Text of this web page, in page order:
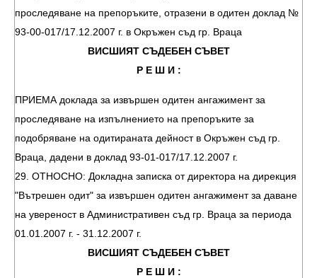
проследяване на препоръките, отразени в одитен доклад №
93-00-017/17.12.2007 г. в Окръжен съд гр. Враца
ВИСШИЯТ СЪДЕБЕН СЪВЕТ
Р Е Ш И :
ПРИЕМА доклада за извършен одитен ангажимент за
проследяване на изпълнението на препоръките за
подобряване на одитираната дейност в Окръжен съд гр.
Враца, дадени в доклад 93-01-017/17.12.2007 г.
29. ОТНОСНО: Докладна записка от директора на дирекция
"Вътрешен одит" за извършен одитен ангажимент за даване
на увереност в Административен съд гр. Враца за периода
01.01.2007 г. - 31.12.2007 г.
ВИСШИЯТ СЪДЕБЕН СЪВЕТ
Р Е Ш И :